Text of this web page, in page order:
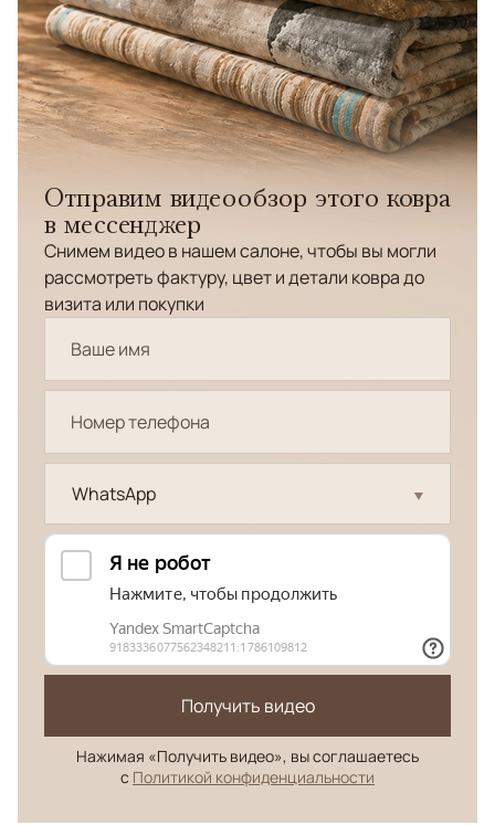
Отправим видеообзор этого ковра
в мессенджер
Снимем видео в нашем салоне, чтобы вы могли
рассмотреть фактуру, цвет и детали ковра до
визита или покупки
WhatsApp
Получить видео
Нажимая «Получить видео», вы соглашаетесь
с Политикой конфиденциальности